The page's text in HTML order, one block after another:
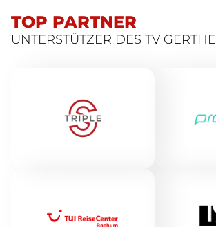
TOP PARTNER
UNTERSTÜTZER DES TV GERTHE